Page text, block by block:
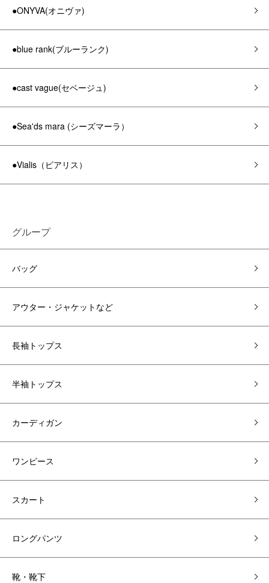
●ONYVA(オニヴァ)
●blue rank(ブルーランク)
●cast vague(セベージュ)
●Sea'ds mara (シーズマーラ）
●Vialis（ビアリス）
グループ
バッグ
アウター・ジャケットなど
長袖トップス
半袖トップス
カーディガン
ワンピース
スカート
ロングパンツ
靴・靴下